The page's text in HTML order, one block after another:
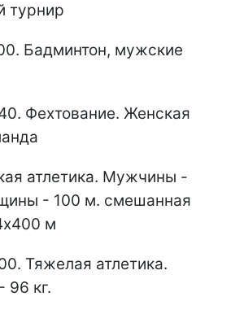
турнир
Бадминтон, мужские
Фехтование. Женская
атлетика. Мужчины -
- 100 м. смешанная
м
Тяжелая атлетика.
кг.